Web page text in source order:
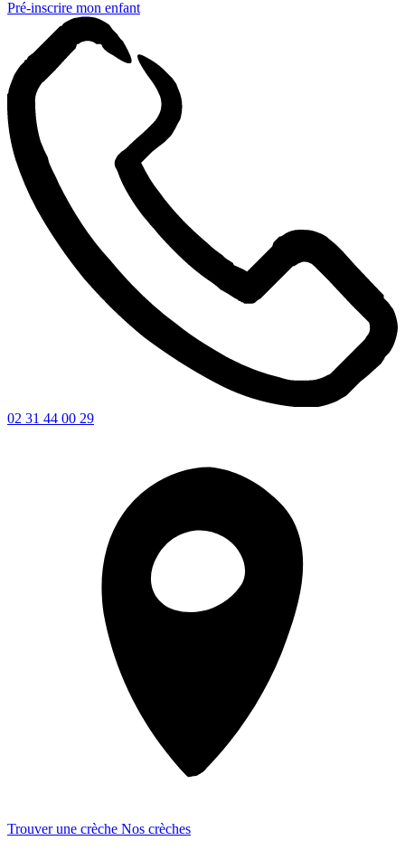
Pré-inscrire mon enfant
02 31 44 00 29
Trouver une crèche Nos crèches